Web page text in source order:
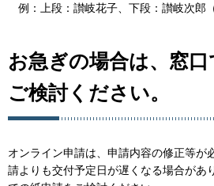
例：上段：讃岐花子、下段：讃岐次郎
お急ぎの場合は、窓
ご検討ください。
オンライン申請は、申請内容の修正等が
請よりも交付予定日が遅くなる場合があ